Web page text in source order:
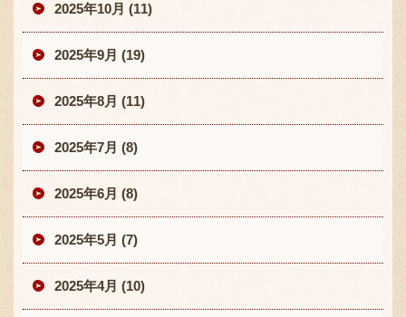
2025年10月 (11)
2025年9月 (19)
2025年8月 (11)
2025年7月 (8)
2025年6月 (8)
2025年5月 (7)
2025年4月 (10)